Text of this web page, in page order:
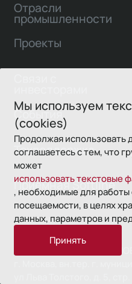
Мы используем
(cookies)
Продолжая использовать
соглашаетесь с тем, что
может
использовать текстовые
, необходимые для работы
посещаемости, в целях
данных, параметров и
Принять
Отрасли
промышленности
Проекты
События
Техподдержка
Приемная Softline
ПУБЛИЧНОЕ